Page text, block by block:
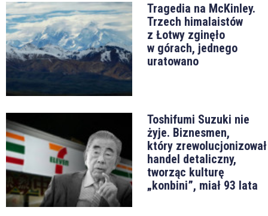
Tragedia na McKinley.
Trzech himalaistów
z Łotwy zginęło
w górach, jednego
uratowano
Toshifumi Suzuki nie
żyje. Biznesmen,
który zrewolucjonizował
handel detaliczny,
tworząc kulturę
„konbini”, miał 93 lata